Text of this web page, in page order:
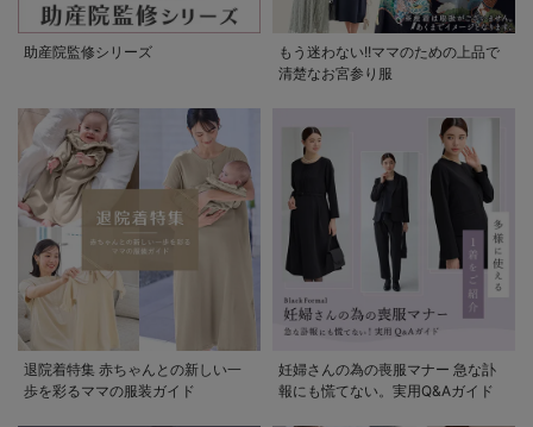
助産院監修シリーズ
もう迷わない!!ママのための上品で
清楚なお宮参り服
退院着特集 赤ちゃんとの新しい一
歩を彩るママの服装ガイド
妊婦さんの為の喪服マナー 急な訃
報にも慌てない。実用Q&Aガイド